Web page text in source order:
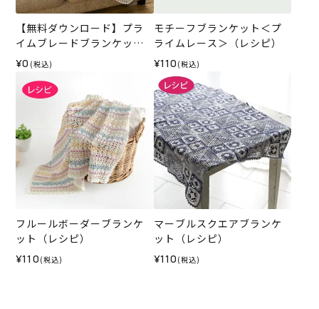
【無料ダウンロード】プラ
イムブレードブランケット
（レシピ）
¥0 (税込)
モチーフブランケット＜プ
ライムレース＞（レシピ）
¥110 (税込)
フルールボーダーブランケ
ット（レシピ）
¥110 (税込)
マーブルスクエアブランケ
ット（レシピ）
¥110 (税込)